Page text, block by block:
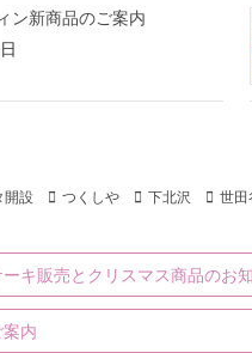
ン新商品のご案内
開設 つくしや 下北沢 世田
キ販売とクリスマス商品のお
内